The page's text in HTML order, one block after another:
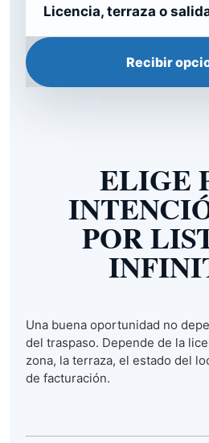
Licencia, terraza o
Recibir
ELIGE
POR
Una buena oportunidad no
del traspaso. Depende de la
zona, la terraza, el estado del
de facturación.